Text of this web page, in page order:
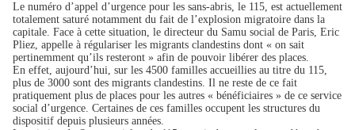
Le numéro d’appel d’urgence pour les sans-abris, le 115, est actuellement
totalement saturé notamment du fait de l’explosion migratoire dans la
capitale. Face à cette situation, le directeur du Samu social de Paris, Eric
Pliez, appelle à régulariser les migrants clandestins dont « on sait
pertinemment qu’ils resteront » afin de pouvoir libérer des places.
En effet, aujourd’hui, sur les 4500 familles accueillies au titre du 115,
plus de 3000 sont des migrants clandestins. Il ne reste de ce fait
pratiquement plus de places pour les autres « bénéficiaires » de ce service
social d’urgence. Certaines de ces familles occupent les structures du
dispositif depuis plusieurs années.